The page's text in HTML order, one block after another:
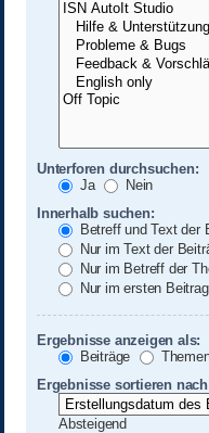
Unterforen durchsuchen:
Ja
Nein
Innerhalb suchen:
Betreff und Text der
Nur im Text der
Nur im Betreff der
Nur im ersten
Ergebnisse anzeigen als:
Beiträge
Ergebnisse sortieren
Absteigend